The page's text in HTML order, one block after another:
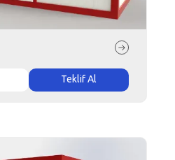
Teklif Al